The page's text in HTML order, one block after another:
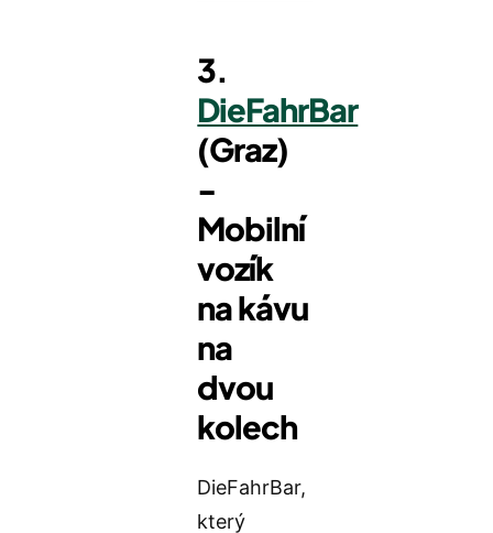
3.
DieFahrBar
(Graz)
-
Mobilní
vozík
na kávu
na
dvou
kolech
DieFahrBar,
který